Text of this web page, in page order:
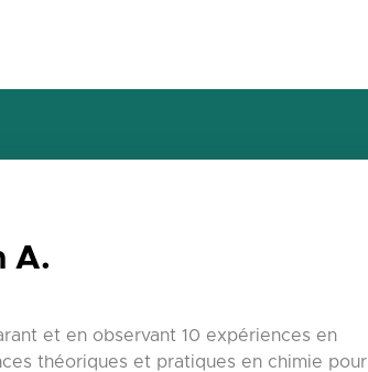
A.
et en observant 10 expériences en
théoriques et pratiques en chimie pour